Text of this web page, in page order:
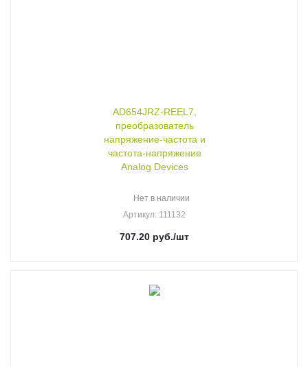
AD654JRZ-REEL7,
преобразователь
напряжение-частота и
частота-напряжение
Analog Devices
Нет в наличии
Артикул: 111132
707.20 руб./шт